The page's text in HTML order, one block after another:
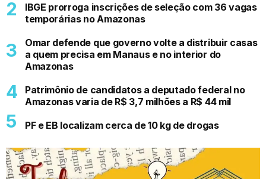
IBGE prorroga inscrições de seleção com 36 vagas
temporárias no Amazonas
Omar defende que governo volte a distribuir casas
a quem precisa em Manaus e no interior do
Amazonas
Patrimônio de candidatos a deputado federal no
Amazonas varia de R$ 3,7 milhões a R$ 44 mil
PF e EB localizam cerca de 10 kg de drogas